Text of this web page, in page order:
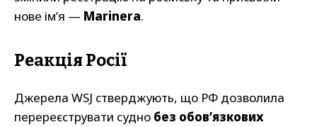
нове ім’я — Marinera.
Реакція Росії
Джерела WSJ стверджують, що РФ дозволила
перереєструвати судно без обов’язкових